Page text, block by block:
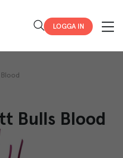
LOGGA IN
Bulls Blood